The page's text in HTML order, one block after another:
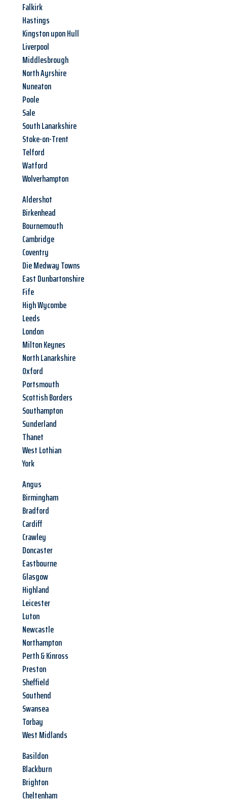
Falkirk
Hastings
Kingston upon Hull
Liverpool
Middlesbrough
North Ayrshire
Nuneaton
Poole
Sale
South Lanarkshire
Stoke-on-Trent
Telford
Watford
Wolverhampton
Aldershot
Birkenhead
Bournemouth
Cambridge
Coventry
Die Medway Towns
East Dunbartonshire
Fife
High Wycombe
Leeds
London
Milton Keynes
North Lanarkshire
Oxford
Portsmouth
Scottish Borders
Southampton
Sunderland
Thanet
West Lothian
York
Angus
Birmingham
Bradford
Cardiff
Crawley
Doncaster
Eastbourne
Glasgow
Highland
Leicester
Luton
Newcastle
Northampton
Perth & Kinross
Preston
Sheffield
Southend
Swansea
Torbay
West Midlands
Basildon
Blackburn
Brighton
Cheltenham